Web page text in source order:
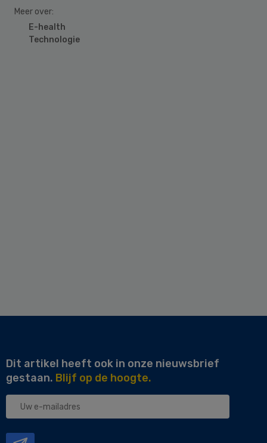
Meer over:
E-health
Technologie
Dit artikel heeft ook in onze nieuwsbrief
gestaan. Blijf op de hoogte.
Uw